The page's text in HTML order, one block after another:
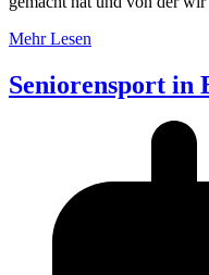
Mehr Lesen
Seniorensport in